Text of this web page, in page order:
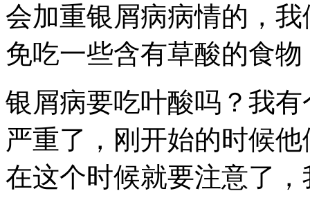
会加重银屑病病情的，
免吃一些含有草酸的食
银屑病要吃叶酸吗？我
严重了，刚开始的时候
在这个时候就要注意了